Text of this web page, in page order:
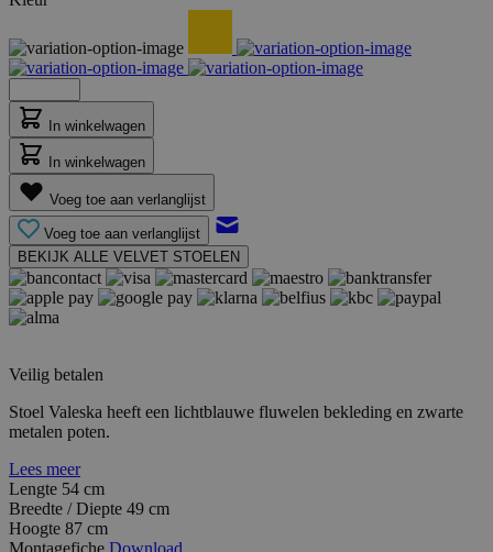
In winkelwagen
In winkelwagen
Voeg toe aan verlanglijst
Voeg toe aan verlanglijst
BEKIJK ALLE VELVET STOELEN
Veilig betalen
Stoel Valeska heeft een lichtblauwe fluwelen bekleding en zwarte
metalen poten.
Lees meer
Lengte 54 cm
Breedte / Diepte 49 cm
Hoogte 87 cm
Montagefiche Download